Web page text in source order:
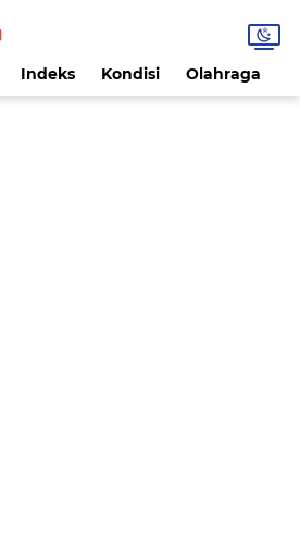
Indeks Kondisi Olahraga